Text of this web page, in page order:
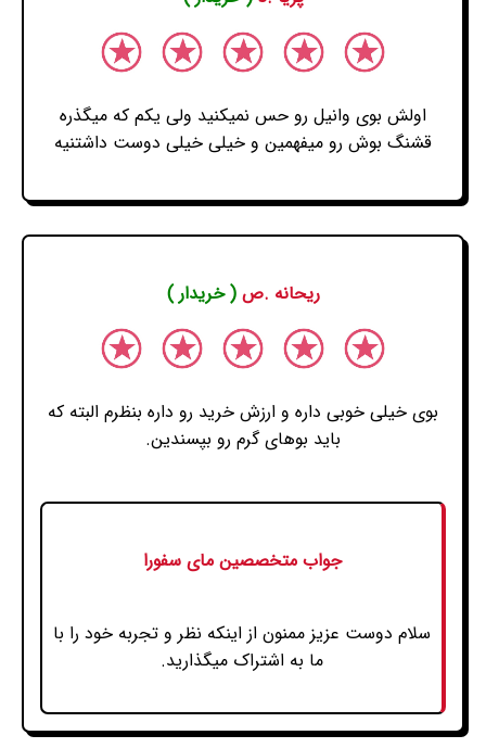
اولش بوی وانیل رو حس نمیکنید ولی یکم که میگذره
قشنگ بوش رو میفهمین و خیلی خیلی دوست داشتنیه
ریحانه .ص( خریدار )
بوی خیلی خوبی داره و ارزش خرید رو داره بنظرم البته که
باید بوهای گرم رو بپسندین.
جواب متخصصین مای سفورا
سلام دوست عزیز ممنون از اینکه نظر و تجربه خود را با
ما به اشتراک میگذارید.